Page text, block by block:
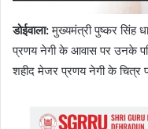
डोईवाला:मुख्यमंत्री पुष्कर सिंह
प्रणय नेगी के आवास पर उनके
शहीद मेजर प्रणय नेगी के चित्र